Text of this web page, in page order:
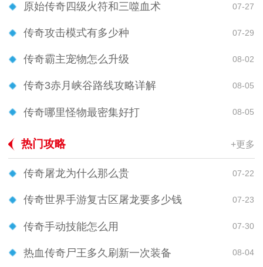
原始传奇四级火符和三噬血术 07-27
传奇攻击模式有多少种 07-29
传奇霸主宠物怎么升级 08-02
传奇3赤月峡谷路线攻略详解 08-05
传奇哪里怪物最密集好打 08-05
热门攻略 +更多
传奇屠龙为什么那么贵 07-22
传奇世界手游复古区屠龙要多少钱 07-23
传奇手动技能怎么用 07-30
热血传奇尸王多久刷新一次装备 08-04